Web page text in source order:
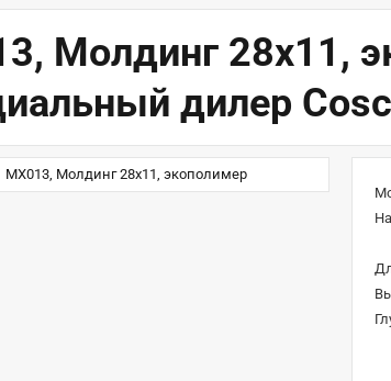
Молдинг 28х11,
дилер